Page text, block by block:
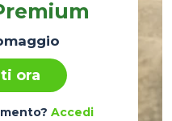
ora
Accedi